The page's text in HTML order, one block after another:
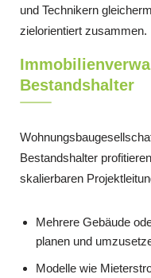
und Technikern
zielorientiert zusammen.
Bestandshalter
Bestandshalter
skalierbaren
Mehrere Gebäude
planen und
Modelle wie